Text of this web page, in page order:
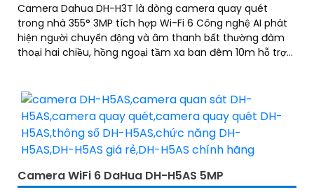
Camera Dahua DH-H3T là dòng camera quay quét
trong nhà 355° 3MP tích hợp Wi-Fi 6 Công nghệ AI phát
hiện người chuyển động và âm thanh bất thường đàm
thoại hai chiều, hồng ngoại tầm xa ban đêm 10m hỗ trợ
Camera WiFi 6 DaHua DH-H5AS 5MP